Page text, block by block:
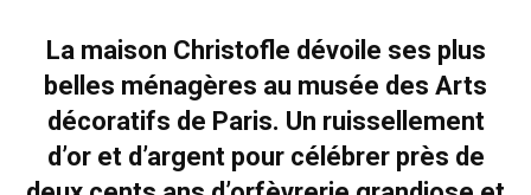
La maison Christofle dévoile ses plus
belles ménagères au musée des Arts
décoratifs de Paris. Un ruissellement
d’or et d’argent pour célébrer près de